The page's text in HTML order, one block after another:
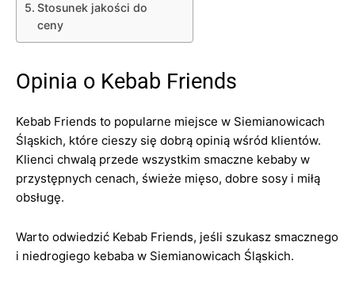
Stosunek jakości do
ceny
Opinia o Kebab Friends
Kebab Friends to popularne miejsce w Siemianowicach
Śląskich, które cieszy się dobrą opinią wśród klientów.
Klienci chwalą przede wszystkim smaczne kebaby w
przystępnych cenach, świeże mięso, dobre sosy i miłą
obsługę.
Warto odwiedzić Kebab Friends, jeśli szukasz smacznego
i niedrogiego kebaba w Siemianowicach Śląskich.